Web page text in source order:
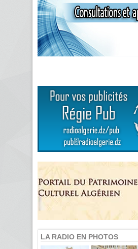
LA RADIO EN PHOTOS